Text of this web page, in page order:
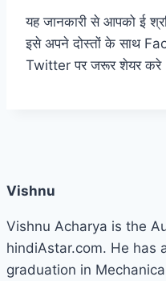
यह जानकारी से आपको ई
इसे अपने दोस्तों के साथ
Twitter पर जरूर शेयर
Vishnu
Vishnu Acharya is the
hindiAstar.com. He has
graduation in